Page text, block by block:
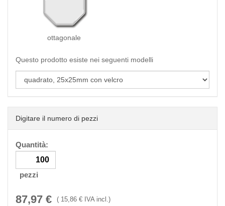
ottagonale
Questo prodotto esiste nei seguenti modelli
Digitare il numero di pezzi
Quantità:
pezzi
87,97 € ( 15,86 € IVA incl.)